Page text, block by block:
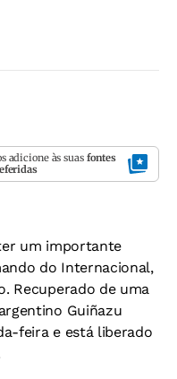
adicione às suas fontes
um importante
do Internacional,
Recuperado de uma
Guiñazu
feira e está liberado